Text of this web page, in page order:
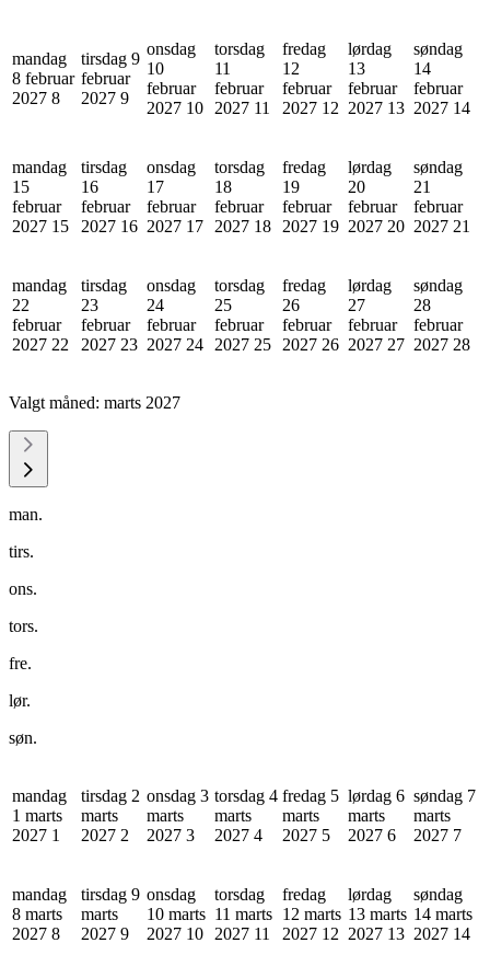
mandag
8 februar
2027 8
tirsdag 9
februar
2027 9
onsdag
10
februar
2027 10
torsdag
11
februar
2027 11
fredag
12
februar
2027 12
lørdag
13
februar
2027 13
søndag
14
februar
2027 14
mandag
15
februar
2027 15
tirsdag
16
februar
2027 16
onsdag
17
februar
2027 17
torsdag
18
februar
2027 18
fredag
19
februar
2027 19
lørdag
20
februar
2027 20
søndag
21
februar
2027 21
mandag
22
februar
2027 22
tirsdag
23
februar
2027 23
onsdag
24
februar
2027 24
torsdag
25
februar
2027 25
fredag
26
februar
2027 26
lørdag
27
februar
2027 27
søndag
28
februar
2027 28
Valgt måned: marts 2027
man.
tirs.
ons.
tors.
fre.
lør.
søn.
mandag
1 marts
2027 1
tirsdag 2
marts
2027 2
onsdag 3
marts
2027 3
torsdag 4
marts
2027 4
fredag 5
marts
2027 5
lørdag 6
marts
2027 6
søndag 7
marts
2027 7
mandag
8 marts
2027 8
tirsdag 9
marts
2027 9
onsdag
10 marts
2027 10
torsdag
11 marts
2027 11
fredag
12 marts
2027 12
lørdag
13 marts
2027 13
søndag
14 marts
2027 14